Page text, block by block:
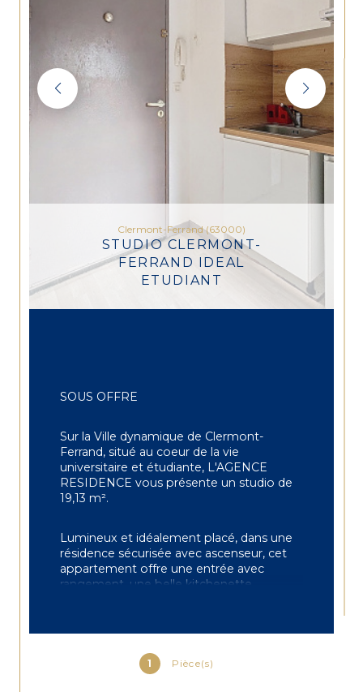
Clermont-Ferrand (63000)
STUDIO CLERMONT-
FERRAND IDEAL
ETUDIANT
1 Pièce(s)
SOUS OFFRE
Sur la Ville dynamique de Clermont-
Ferrand, situé au coeur de la vie
universitaire et étudiante, L'AGENCE
RESIDENCE vous présente un studio de
19,13 m².
Lumineux et idéalement placé, dans une
résidence sécurisée avec ascenseur, cet
appartement offre une entrée avec
rangement, une belle kitchenette
une salle de bain-WC.
Chauffage individuel électrique, ballon